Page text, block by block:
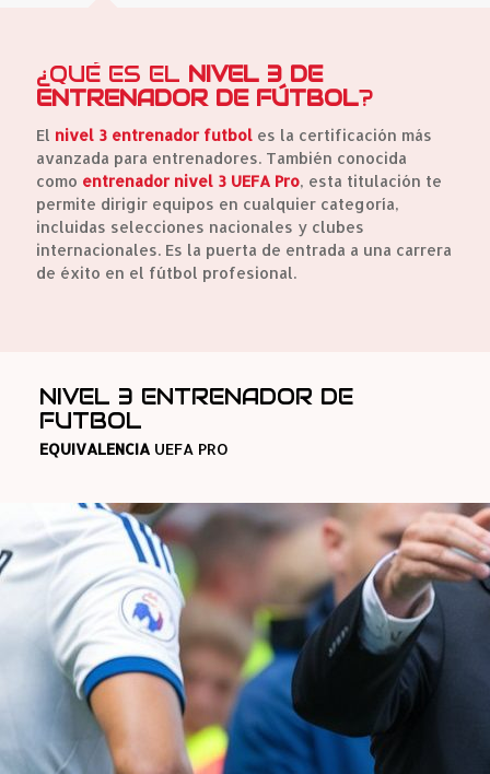
¿QUÉ ES EL NIVEL 3 DE
ENTRENADOR DE FÚTBOL?
El nivel 3 entrenador futboles la certificación más
avanzada para entrenadores. También conocida
como entrenador nivel 3 UEFA Pro, esta titulación te
permite dirigir equipos en cualquier categoría,
incluidas selecciones nacionales y clubes
internacionales. Es la puerta de entrada a una carrera
de éxito en el fútbol profesional.
NIVEL 3 ENTRENADOR DE
FUTBOL
EQUIVALENCIA UEFA PRO